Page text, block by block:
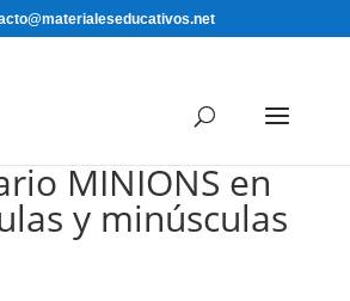
MINIONS en
y minúsculas